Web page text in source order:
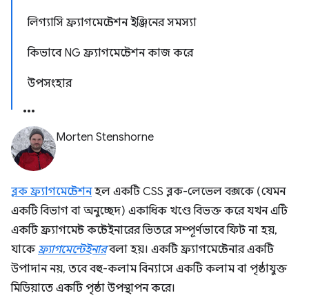
লিগ্যাসি ফ্র্যাগমেন্টেশন ইঞ্জিনের সমস্যা
কিভাবে NG ফ্র্যাগমেন্টেশন কাজ করে
উপসংহার
Morten Stenshorne
ব্লক ফ্র্যাগমেন্টেশনহল একটি CSS ব্লক-লেভেল বক্সকে (যেমন
একটি বিভাগ বা অনুচ্ছেদ) একাধিক খণ্ডে বিভক্ত করে যখন এটি
একটি ফ্র্যাগমেন্ট কন্টেইনারের ভিতরে সম্পূর্ণভাবে ফিট না হয়,
যাকে ফ্র্যাগমেন্টেইনারবলা হয়। একটি ফ্র্যাগমেন্টেনার একটি
উপাদান নয়, তবে বহু-কলাম বিন্যাসে একটি কলাম বা পৃষ্ঠাযুক্ত
মিডিয়াতে একটি পৃষ্ঠা উপস্থাপন করে।